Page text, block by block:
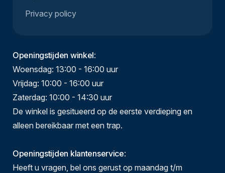
Privacy policy
Openingstijden winkel:
Woensdag: 13:00 - 16:00 uur
Vrijdag: 10:00 - 16:00 uur
Zaterdag: 10:00 - 14:30 uur
De winkel is gesitueerd op de eerste verdieping en
alleen bereikbaar met een trap.
Openingstijden klantenservice:
Heeft u vragen, bel ons gerust op maandag t/m